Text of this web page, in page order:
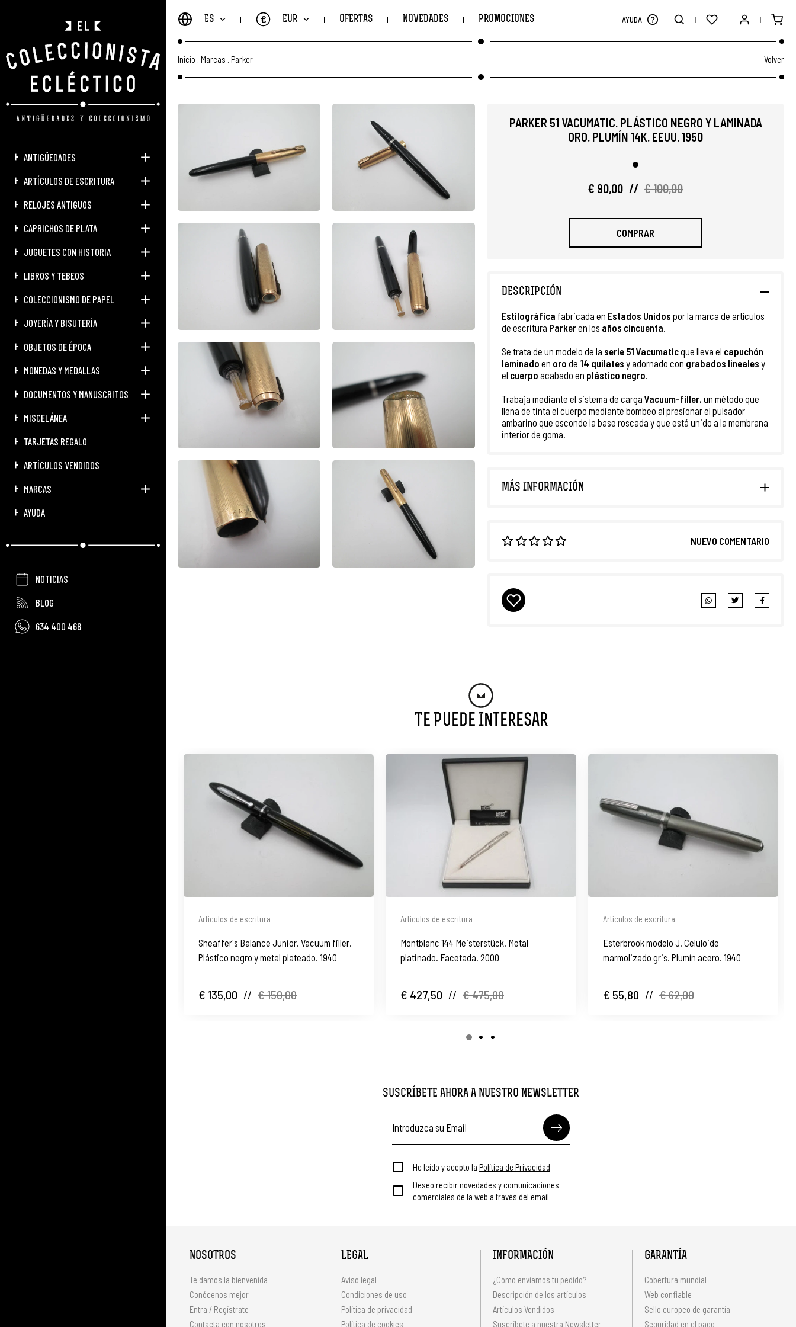
ANTIGÜEDADES
ARTÍCULOS DE ESCRITURA
RELOJES ANTIGUOS
CAPRICHOS DE PLATA
JUGUETES CON HISTORIA
LIBROS Y TEBEOS
COLECCIONISMO DE PAPEL
JOYERÍA Y BISUTERÍA
OBJETOS DE ÉPOCA
MONEDAS Y MEDALLAS
DOCUMENTOS Y MANUSCRITOS
MISCELÁNEA
TARJETAS REGALO
ARTÍCULOS VENDIDOS
MARCAS
AYUDA
NOTICIAS
BLOG
634 400 468
ES EUR
€ OFERTAS NOVEDADES PROMOCIONES AYUDA
Inicio Marcas Parker Volver
PARKER 51 VACUMATIC. PLÁSTICO NEGRO Y LAMINADA
ORO. PLUMÍN 14K. EEUU. 1950
€ 90,00 // € 100,00
COMPRAR
DESCRIPCIÓN
Estilográfica fabricada en Estados Unidos por la marca de artículos
de escritura Parkeren los años cincuenta.
Se trata de un modelo de la serie 51 Vacumaticque lleva el capuchón
laminado en oro de 14 quilates y adornado con grabados lineales y
el cuerpo acabado en plástico negro.
Trabaja mediante el sistema de carga Vacuum-filler, un método que
llena de tinta el cuerpo mediante bombeo al presionar el pulsador
ambarino que esconde la base roscada y que está unido a la membrana
interior de goma.
MÁS INFORMACIÓN
NUEVO COMENTARIO
Te Puede Interesar
Artículos de escritura
Sheaffer's Balance Junior. Vacuum filler.
Plástico negro y metal plateado. 1940
€ 135,00 // € 150,00
Artículos de escritura
Montblanc 144 Meisterstück. Metal
platinado. Facetada. 2000
€ 427,50 // € 475,00
Artículos de escritura
Esterbrook modelo J. Celuloide
marmolizado gris. Plumín acero. 1940
€ 55,80 // € 62,00
SUSCRÍBETE AHORA A NUESTRO NEWSLETTER
He leído y acepto la Política de Privacidad
Deseo recibir novedades y comunicaciones
comerciales de la web a través del email
NOSOTROS
Te damos la bienvenida
Conócenos mejor
Entra / Regístrate
Contacta con nosotros
LEGAL
Aviso legal
Condiciones de uso
Política de privacidad
Política de cookies
INFORMACIÓN
¿Cómo enviamos tu pedido?
Descripción de los artículos
Artículos Vendidos
Suscríbete a nuestra Newsletter
GARANTÍA
Cobertura mundial
Web confiable
Sello europeo de garantía
Seguridad en el pago